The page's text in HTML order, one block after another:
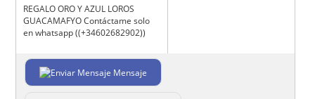
REGALO ORO Y AZUL LOROS
GUACAMAFYO Contáctame solo
en whatsapp ((+34602682902))
Mensaje